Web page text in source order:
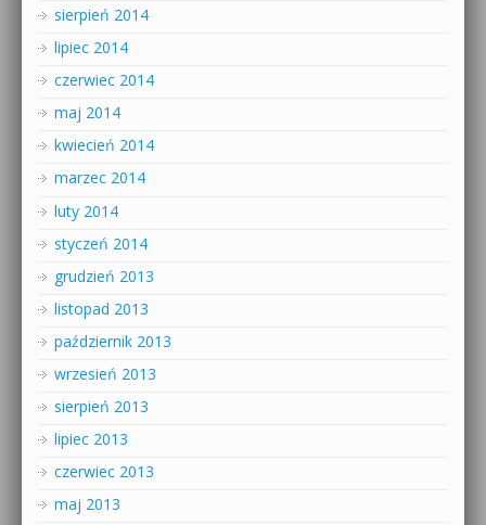
sierpień 2014
lipiec 2014
czerwiec 2014
maj 2014
kwiecień 2014
marzec 2014
luty 2014
styczeń 2014
grudzień 2013
listopad 2013
październik 2013
wrzesień 2013
sierpień 2013
lipiec 2013
czerwiec 2013
maj 2013